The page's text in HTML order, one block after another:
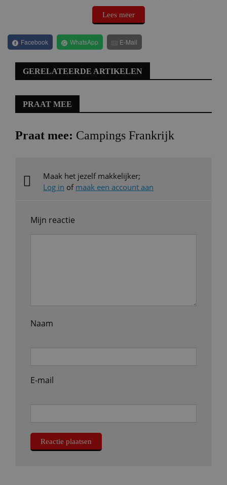
Lees meer
Facebook WhatsApp E-Mail
GERELATEERDE ARTIKELEN
PRAAT MEE
Praat mee: Campings Frankrijk
Maak het jezelf makkelijker;
Log in of maak een account aan
Mijn reactie
Naam
E-mail